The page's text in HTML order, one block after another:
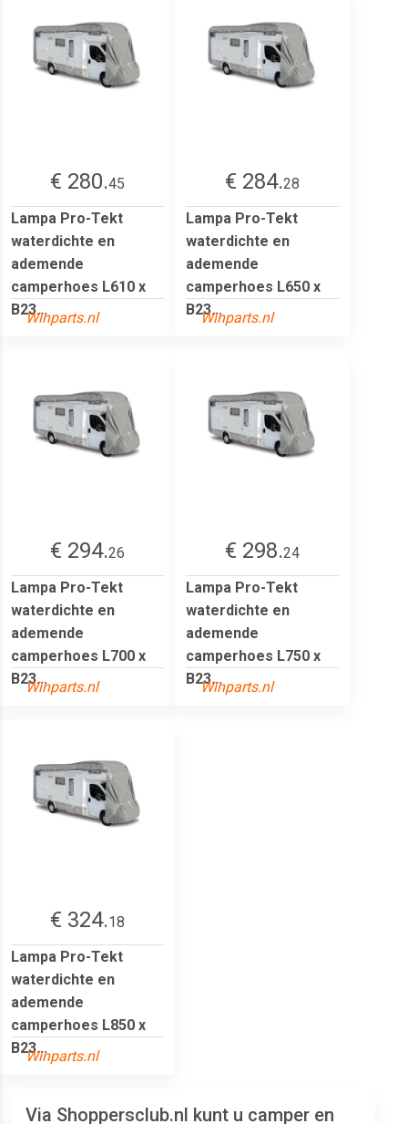
€ 280.45
Lampa Pro-Tekt
waterdichte en
ademende
camperhoes L610 x
B23...
Winparts.nl
€ 284.28
Lampa Pro-Tekt
waterdichte en
ademende
camperhoes L650 x
B23...
Winparts.nl
€ 294.26
Lampa Pro-Tekt
waterdichte en
ademende
camperhoes L700 x
B23...
Winparts.nl
€ 298.24
Lampa Pro-Tekt
waterdichte en
ademende
camperhoes L750 x
B23...
Winparts.nl
€ 324.18
Lampa Pro-Tekt
waterdichte en
ademende
camperhoes L850 x
B23...
Winparts.nl
Via Shoppersclub.nl kunt u camper en